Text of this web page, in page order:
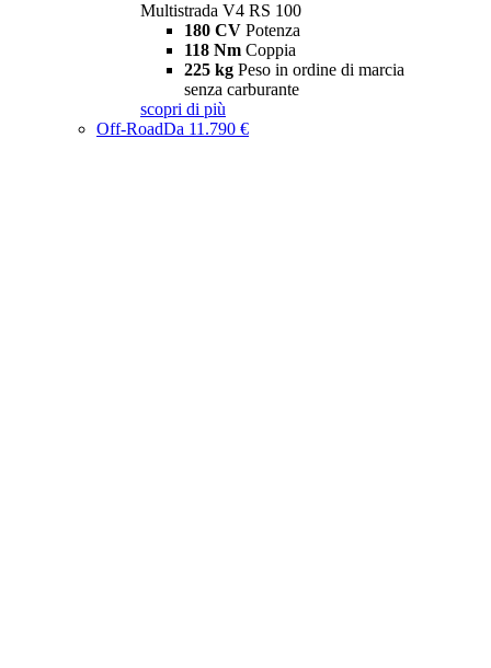
Multistrada V4 RS 100
180 CV Potenza
118 Nm Coppia
225 kg Peso in ordine di marcia
senza carburante
scopri di più
Off-RoadDa 11.790 €